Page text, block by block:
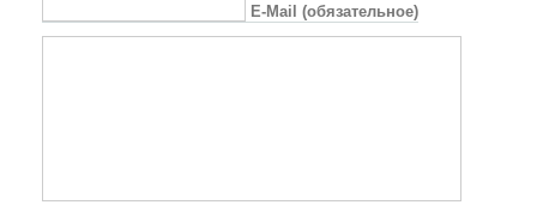
E-Mail (обязательное)